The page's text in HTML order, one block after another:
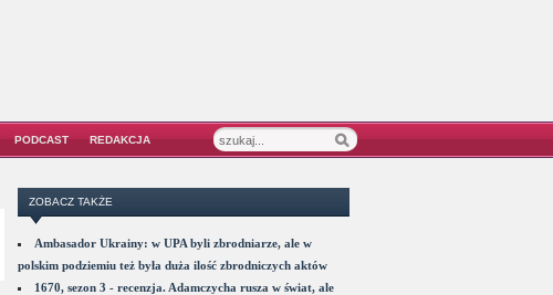
PODCAST REDAKCJA
ZOBACZ TAKŻE
Ambasador Ukrainy: w UPA byli zbrodniarze, ale w
polskim podziemiu też była duża ilość zbrodniczych aktów
1670, sezon 3 - recenzja. Adamczycha rusza w świat, ale